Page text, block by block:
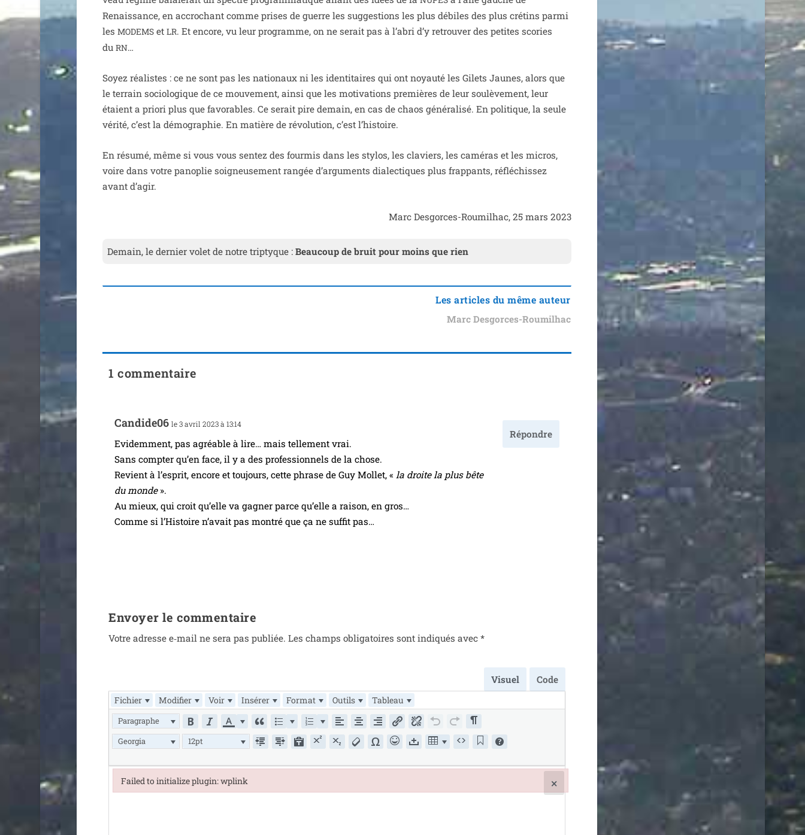
Renaissance, en accro­chant comme prises de guerre les sug­ges­tions les plus débiles des plus cré­tins par­mi
lesMODEMS etLR. Et encore, vu leur pro­gramme, on ne serait pas à l’abri d’y retrou­ver des petites sco­ries
duRN…
Soyez réa­listes : ce ne sont pas les natio­naux ni les iden­ti­taires qui ont noyau­té les Gilets Jaunes, alors que
le ter­rain socio­lo­gique de ce mou­ve­ment, ain­si que les moti­va­tions pre­mières de leur sou­lè­ve­ment, leur
étaient a prio­ri plus que favo­rables. Ce serait pire demain, en cas de chaos géné­ra­li­sé. En poli­tique, la seule
véri­té, c’est la démo­gra­phie. En matière de révo­lu­tion, c’est l’histoire.
En résu­mé, même si vous vous sen­tez des four­mis dans les sty­los, les cla­viers, les camé­ras et les micros,
voire dans votre pano­plie soi­gneu­se­ment ran­gée d’arguments dia­lec­tiques plus frap­pants, réflé­chis­sez
avant d’agir.
Marc Desgorces-Roumilhac, 25 mars 2023
Demain, le der­nier volet de notre trip­tyque :Beaucoup de bruit pour moins que rien
Les articles du même auteur
Marc Desgorces-Roumilhac
1 commentaire
Candide06 le 3 avril 2023 à 13:14
Evidemment, pas agréable à lire… mais tel­le­ment vrai.
Sans comp­ter qu’en face, il y a des pro­fes­sion­nels de la chose.
Revient à l’es­prit, encore et tou­jours, cette phrase de Guy Mollet, «la droite la plus bête
du monde».
Au mieux, qui croit qu’elle va gagner parce qu’elle a rai­son, en gros…
Comme si l’Histoire n’a­vait pas mon­tré que ça ne suf­fit pas…
Répondre
Envoyer le commentaire
Votre adresse e‑mail ne sera pas publiée. Les champs obli­ga­toires sont indi­qués avec*
Visuel Code
Fichier Modifier Voir Insérer Format Outils Tableau
Paragraphe
Georgia
12pt
Failed to initialize plugin: wplink ×
Failed to initialize plugin: wplink